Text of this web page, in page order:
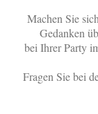
Machen Sie
Gedanken
bei Ihrer Party
Fragen Sie bei